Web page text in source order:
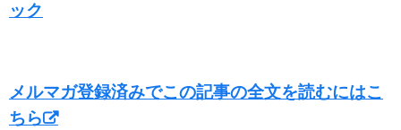
ック
メルマガ登録済みでこの記事の全文を読むにはこ
ちら